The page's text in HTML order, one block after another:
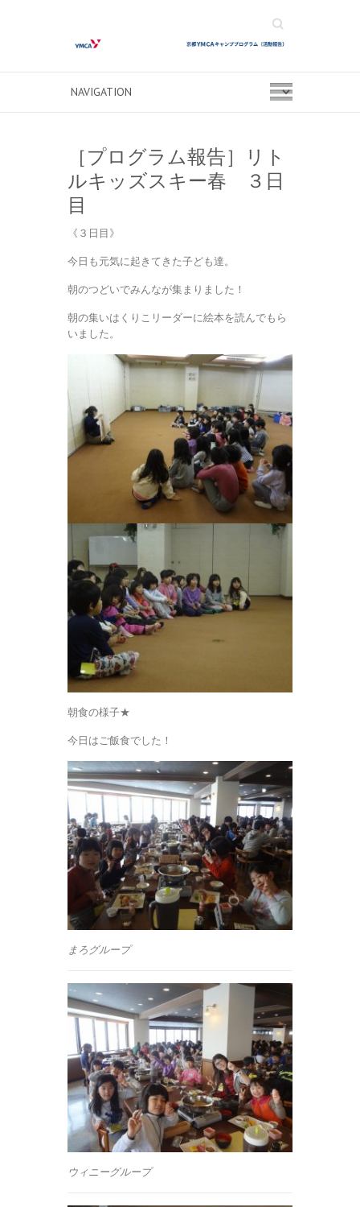
Search
［プログラム報告］リト
ルキッズスキー春 ３日
目
《３日目》
今日も元気に起きてきた子ども達。
朝のつどいでみんなが集まりました！
朝の集いはくりこリーダーに絵本を読んでもら
いました。
朝食の様子★
今日はご飯食でした！
まろグループ
ウィニーグループ